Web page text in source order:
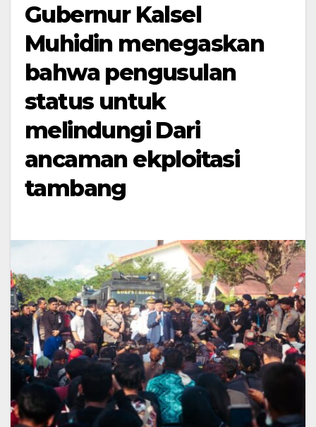
Gubernur Kalsel
Muhidin menegaskan
bahwa pengusulan
status untuk
melindungi Dari
ancaman ekploitasi
tambang